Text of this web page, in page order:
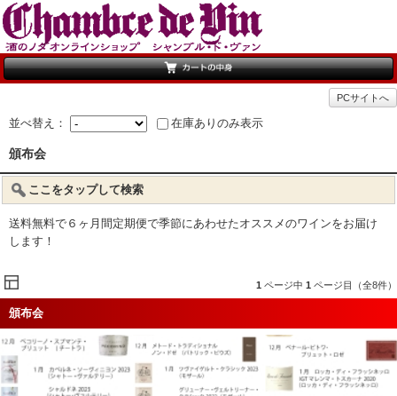
PCサイトへ
並べ替え： 在庫ありのみ表示
頒布会
ここをタップして検索
送料無料で６ヶ月間定期便で季節にあわせたオススメのワインをお届け
します！
1 ページ中 1 ページ目（全8件）
頒布会